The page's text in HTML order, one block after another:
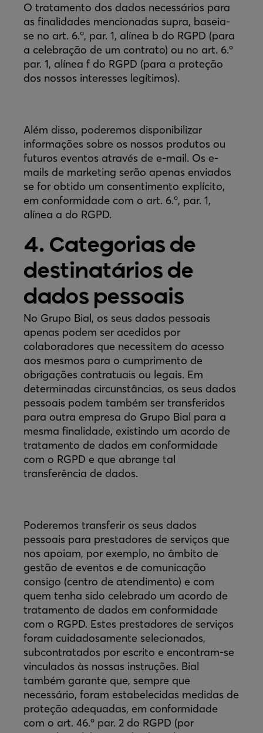
O tratamento dos dados necessários para
as finalidades mencionadas supra, baseia-
se no art. 6.º, par. 1, alínea b do RGPD (para
a celebração de um contrato) ou no art. 6.º
par. 1, alínea f do RGPD (para a proteção
dos nossos interesses legítimos).
Além disso, poderemos disponibilizar
informações sobre os nossos produtos ou
futuros eventos através de e-mail. Os e-
mails de marketing serão apenas enviados
se for obtido um consentimento explícito,
em conformidade com o art. 6.º, par. 1,
alínea a do RGPD.
4. Categorias de
destinatários de
dados pessoais
No Grupo Bial, os seus dados pessoais
apenas podem ser acedidos por
colaboradores que necessitem do acesso
aos mesmos para o cumprimento de
obrigações contratuais ou legais. Em
determinadas circunstâncias, os seus dados
pessoais podem também ser transferidos
para outra empresa do Grupo Bial para a
mesma finalidade, existindo um acordo de
tratamento de dados em conformidade
com o RGPD e que abrange tal
transferência de dados.
Poderemos transferir os seus dados
pessoais para prestadores de serviços que
nos apoiam, por exemplo, no âmbito de
gestão de eventos e de comunicação
consigo (centro de atendimento) e com
quem tenha sido celebrado um acordo de
tratamento de dados em conformidade
com o RGPD. Estes prestadores de serviços
foram cuidadosamente selecionados,
subcontratados por escrito e encontram-se
vinculados às nossas instruções. Bial
também garante que, sempre que
necessário, foram estabelecidas medidas de
proteção adequadas, em conformidade
com o art. 46.º par. 2 do RGPD (por